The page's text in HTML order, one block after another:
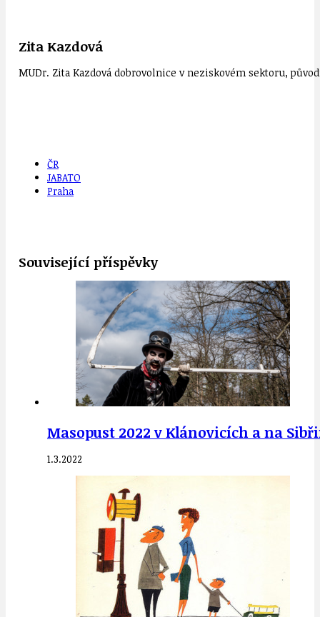
Zita Kazdová
MUDr. Zita Kazdová dobrovolnice v neziskovém sektoru,
ČR
JABATO
Praha
Související příspěvky
Masopust 2022 v Klánovicích a na
1.3.2022